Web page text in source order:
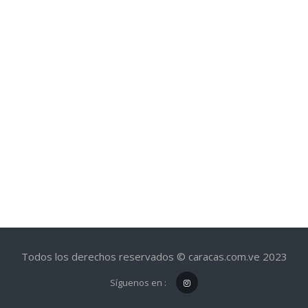
Todos los derechos reservados © caracas.com.ve 2023
Síguenos en :